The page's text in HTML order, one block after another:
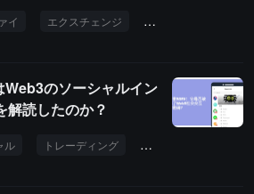
シャルプラットフォーム
ザーが Web2 および We
ソーシャルコンテンツに
ことを許可します。例え
イ エクスチェンジ Web3ソーシャル
のソーシャルイン
解読したのか？
ル トレーディング ソーシャル